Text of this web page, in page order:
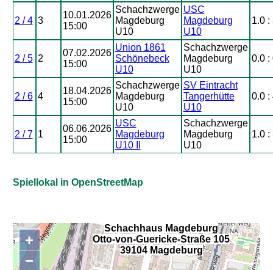
2 / 4 3
10.01.2026
15:00
Schachzwerge
Magdeburg
U10
USC
Magdeburg
U10
1.0 :
2 / 5 2
07.02.2026
15:00
Union 1861
Schönebeck
U10
Schachzwerge
Magdeburg
U10
0.0 :
2 / 6 4
18.04.2026
15:00
Schachzwerge
Magdeburg
U10
SV Eintracht
Tangerhütte
U10
0.0 :
2 / 7 1
06.06.2026
15:00
USC
Magdeburg
U10 II
Schachzwerge
Magdeburg
U10
1.0 :
Spiellokal in OpenStreetMap
+
−
Schachhaus Magdeburg
Otto-von-Guericke-Straße 105
39104 Magdeburg
,